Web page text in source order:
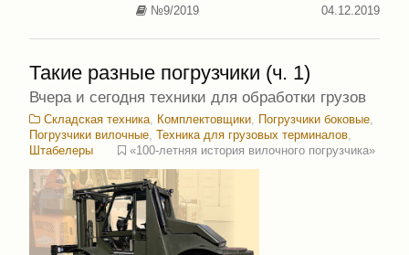
№9/2019
04.12.2019
Такие разные погрузчики (ч. 1)
Вчера и сегодня техники для обработки грузов
Складская техника Комплектовщики Погрузчики боковые
Погрузчики вилочные Техника для грузовых терминалов
Штабелеры
«100-летняя история вилочного погрузчика»